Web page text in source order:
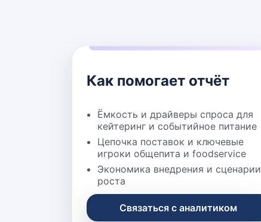
Как помогает отчёт
Ёмкость и драйверы спроса для
кейтеринг и событийное питание
Цепочка поставок и ключевые
игроки общепита и foodservice
Экономика внедрения и сценарии
роста
Связаться с аналитиком